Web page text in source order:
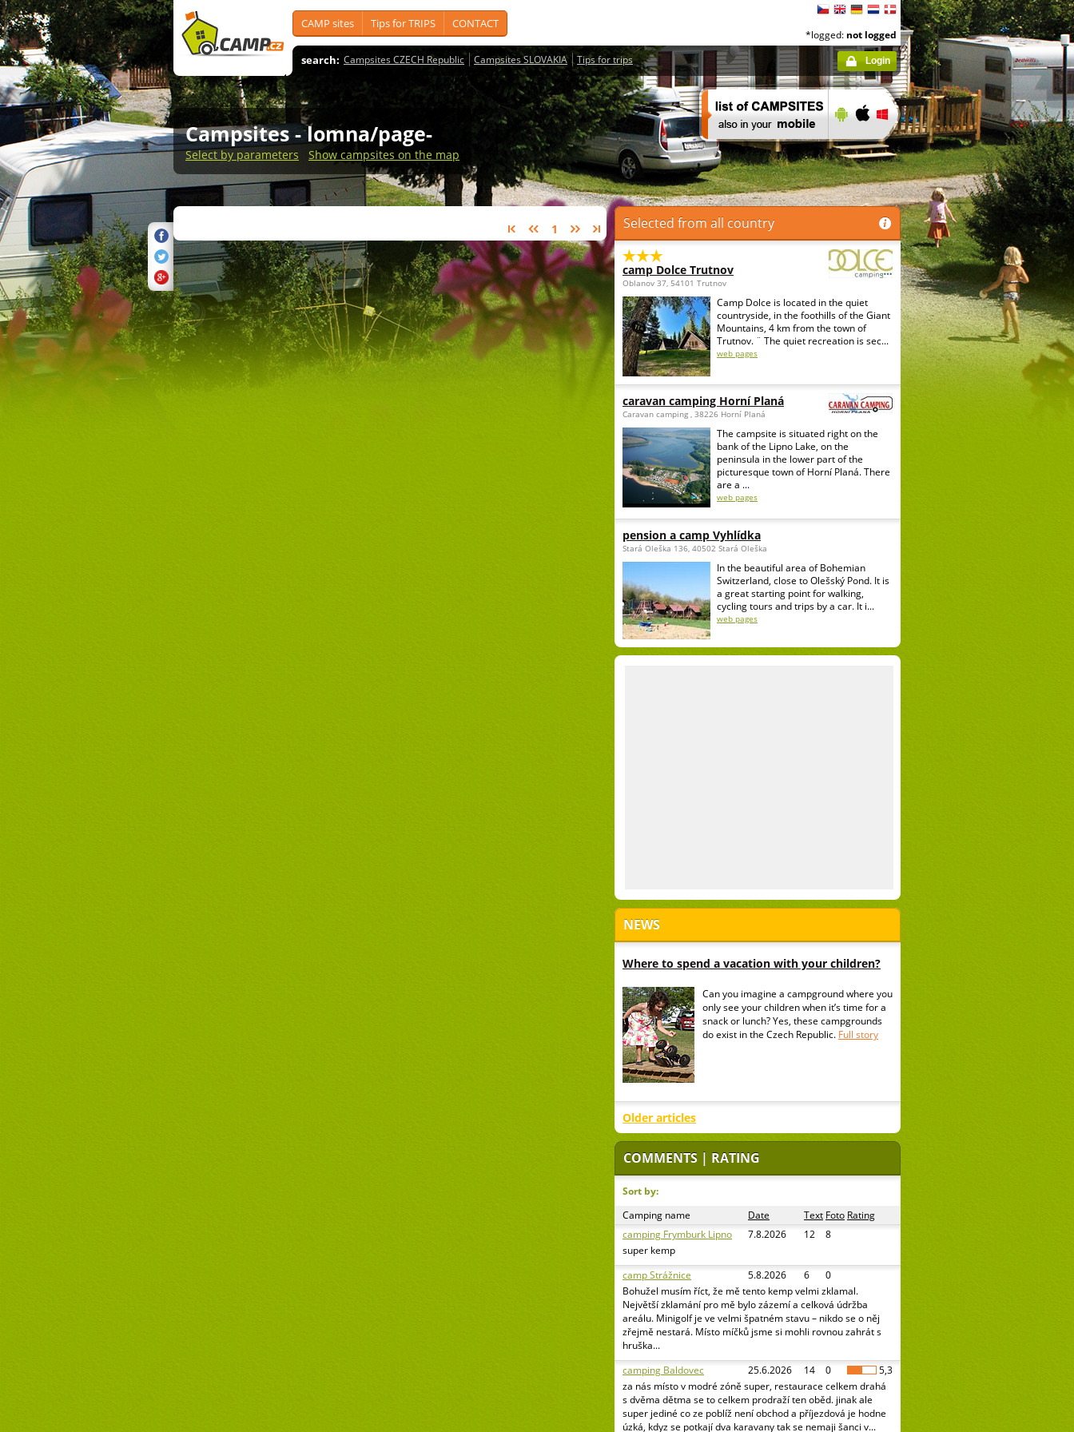
CAMP sites Tips for TRIPS CONTACT
search: Campsites CZECH Republic Campsites SLOVAKIA Tips for trips
*logged: not logged
Login
Campsites - lomna/page-
Select by parameters Show campsites on the map
1 Selected from all country
camp Dolce Trutnov
Oblanov 37, 54101 Trutnov
Camp Dolce is located in the quiet
countryside, in the foothills of the Giant
Mountains, 4 km from the town of
Trutnov. ¨ The quiet recreation is sec...
web pages
caravan camping Horní Planá
Caravan camping , 38226 Horní Planá
The campsite is situated right on the
bank of the Lipno Lake, on the
peninsula in the lower part of the
picturesque town of Horní Planá. There
are a ...
web pages
pension a camp Vyhlídka
Stará Oleška 136, 40502 Stará Oleška
In the beautiful area of Bohemian
Switzerland, close to Olešský Pond. It is
a great starting point for walking,
cycling tours and trips by a car. It i...
web pages
NEWS
Where to spend a vacation with your children?
Can you imagine a campground where you
only see your children when it’s time for a
snack or lunch? Yes, these campgrounds
do exist in the Czech Republic. Full story
Older articles
COMMENTS | RATING
Sort by:
Camping name
Date Text Foto Rating
camping Frymburk Lipno
7.8.2026 12
8
super kemp
camp Strážnice
5.8.2026 6
0
Bohužel musím říct, že mě tento kemp velmi zklamal.
Největší zklamání pro mě bylo zázemí a celková údržba
areálu. Minigolf je ve velmi špatném stavu – nikdo se o něj
zřejmě nestará. Místo míčků jsme si mohli rovnou zahrát s
hruška...
camping Baldovec
25.6.2026 14 0
5,3
za nás místo v modré zóně super, restaurace celkem drahá
s dvěma dětma se to celkem prodraží ten oběd. jinak ale
super jediné co ze poblíž není obchod a příjezdová je hodne
úzká, kdyz se potkají dva karavany tak se nemaji šanci v...